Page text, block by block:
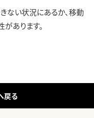
ない状況にあるか、移動
あります。
戻る